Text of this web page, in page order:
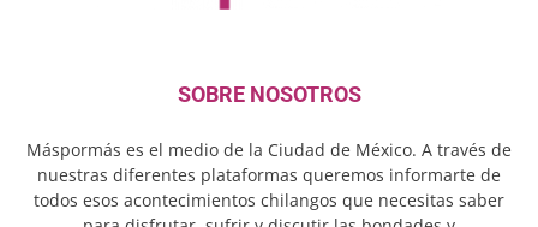
SOBRE NOSOTROS
Máspormás es el medio de la Ciudad de México. A través de
nuestras diferentes plataformas queremos informarte de
todos esos acontecimientos chilangos que necesitas saber